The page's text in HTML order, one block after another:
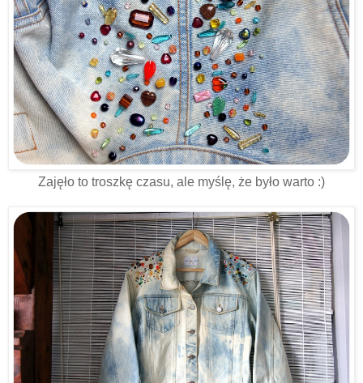
Zajęło to troszkę czasu, ale myślę, że było warto :)